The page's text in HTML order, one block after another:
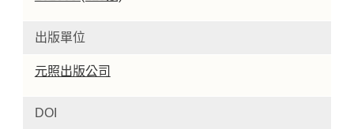
出版單位
元照出版公司
DOI